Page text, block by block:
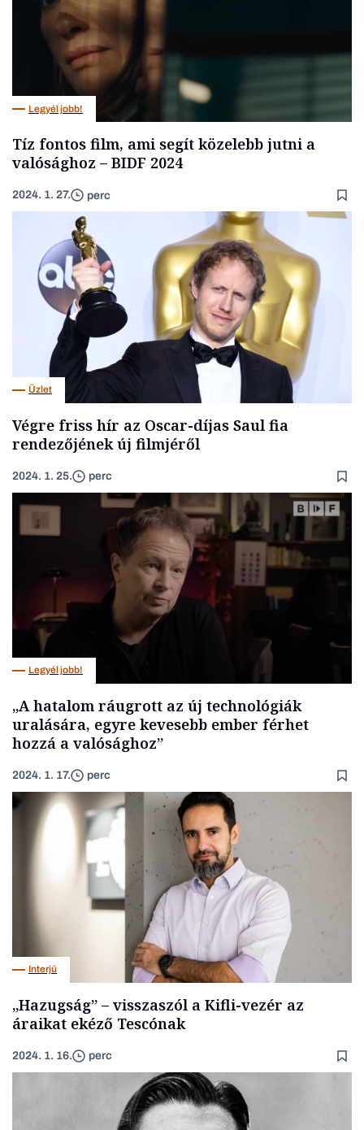
Legyél jobb!
Tíz fontos film, ami segít közelebb jutni a
valósághoz – BIDF 2024
2024. 1. 27. perc
Üzlet
Végre friss hír az Oscar-díjas Saul fia
rendezőjének új filmjéről
2024. 1. 25. perc
Legyél jobb!
„A hatalom ráugrott az új technológiák
uralására, egyre kevesebb ember férhet
hozzá a valósághoz”
2024. 1. 17. perc
Interjú
„Hazugság” – visszaszól a Kifli-vezér az
áraikat ekéző Tescónak
2024. 1. 16. perc